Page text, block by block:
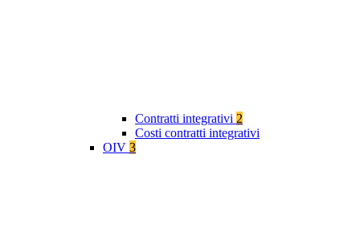
Contratti integrativi 2
Costi contratti integrativi
OIV 3